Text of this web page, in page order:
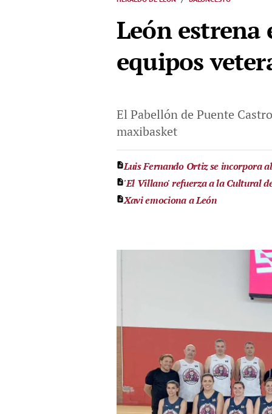
León estrena
equipos
El Pabellón de Puente
maxibasket
Luis Fernando Ortiz se incorpora
'El Villano' refuerza a la Cultural
Xavi emociona a León